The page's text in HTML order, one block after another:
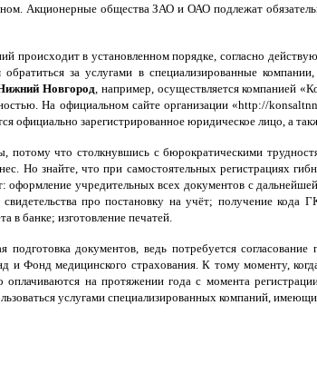
Акционерные общества ЗАО и ОАО подлежат
происходит в установленном порядке, согласно
за услугами в специализированные
Новгород , например, осуществляется компанией
На официальном сайте организации «http://
официально зарегистрированное юридическое лицо, а
потому что столкнувшись с бюрократическими
Но знайте, что при самостоятельных регистрациях
оформление учредительных всех документов с
про постановку на учёт; получение
в банке; изготовление печатей.
подготовка документов, ведь потребуется
Фонд медицинского страхования. К тому моменту,
на протяжении года с момента
услугами специализированных компаний,